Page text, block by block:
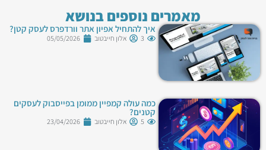
מאמרים נוספים בנושא
איך להתחיל אפיון אתר וורדפרס לעסק קטן?
3 אלון חייבטוב 05/05/2026
כמה עולה קמפיין ממומן בפייסבוק לעסקים
קטנים?
5 אלון חייבטוב 23/04/2026